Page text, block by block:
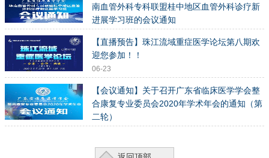
南血管外科专科联盟桂中地区血管外科诊疗新
进展学习班的会议通知
11-24
【直播预告】珠江流域重症医学论坛第八期欢
迎您参加！！
06-23
【会议通知】关于召开广东省临床医学学会整
合康复专业委员会2020年学术年会的通知（第
二轮）